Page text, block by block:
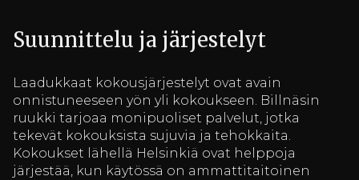
Suunnittelu ja järjestelyt
Laadukkaat kokousjärjestelyt ovat avain
onnistuneeseen yön yli kokoukseen. Billnäsin
ruukki tarjoaa monipuoliset palvelut, jotka
tekevät kokouksista sujuvia ja tehokkaita.
Kokoukset lähellä Helsinkiä ovat helppoja
järjestää, kun käytössä on ammattitaitoinen